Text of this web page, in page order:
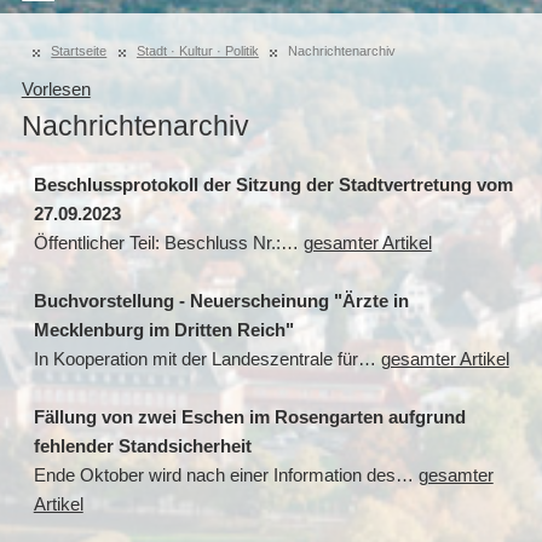
Startseite Stadt · Kultur · Politik Nachrichtenarchiv
Vorlesen
Nachrichtenarchiv
Beschlussprotokoll der Sitzung der Stadtvertretung vom
27.09.2023
Öffentlicher Teil: Beschluss Nr.:… gesamter Artikel
Buchvorstellung - Neuerscheinung "Ärzte in
Mecklenburg im Dritten Reich"
In Kooperation mit der Landeszentrale für… gesamter Artikel
Fällung von zwei Eschen im Rosengarten aufgrund
fehlender Standsicherheit
Ende Oktober wird nach einer Information des… gesamter
Artikel